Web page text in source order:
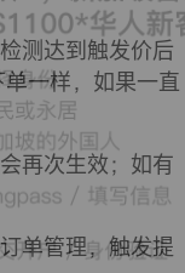
测达到触发价后
一样，如果一直
再次生效；如有
单管理，触发提